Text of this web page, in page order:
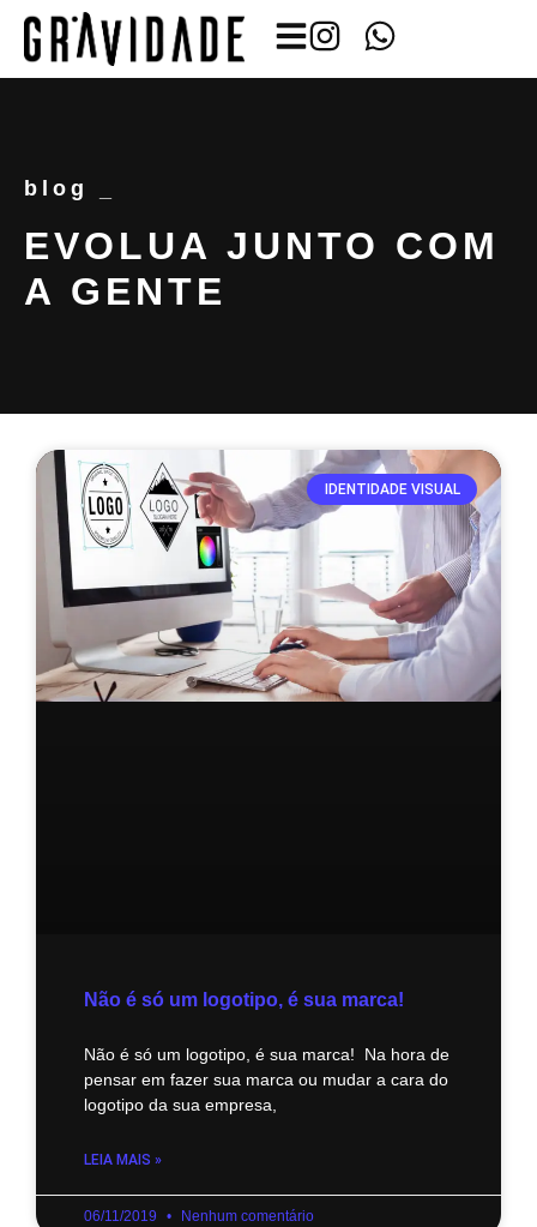
blog _
EVOLUA JUNTO COM
A GENTE
IDENTIDADE VISUAL
Não é só um logotipo, é sua marca!
Não é só um logotipo, é sua marca! Na hora de
pensar em fazer sua marca ou mudar a cara do
logotipo da sua empresa,
LEIA MAIS »
06/11/2019 Nenhum comentário